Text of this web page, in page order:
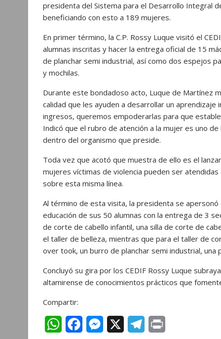
presidenta del Sistema para el Desarrollo Integral
beneficiando con esto a 189 mujeres.
En primer término, la C.P. Rossy Luque visitó el
alumnas inscritas y hacer la entrega oficial de 15
de planchar semi industrial, así como dos espejos
y mochilas.
Durante este bondadoso acto, Luque de Martínez
calidad que les ayuden a desarrollar un
ingresos, queremos empoderarlas para que
Indicó que el rubro de atención a la mujer es uno
dentro del organismo que preside.
Toda vez que acotó que muestra de ello es el
mujeres víctimas de violencia pueden ser
sobre esta misma línea.
Al término de esta visita, la presidenta se
educación de sus 50 alumnas con la entrega de 3
de corte de cabello infantil, una silla de corte de
el taller de belleza, mientras que para el taller de
over took, un burro de planchar semi industrial,
Concluyó su gira por los CEDIF Rossy Luque
altamirense de conocimientos prácticos que
Compartir:
W